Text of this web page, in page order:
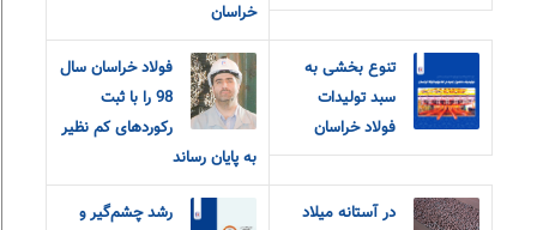
خراسان
تنوع بخشی به
سبد تولیدات
فولاد خراسان
فولاد خراسان سال
98 را با ثبت
رکوردهای کم نظیر
به پایان رساند
در آستانه میلاد
رشد چشم‌گیر و